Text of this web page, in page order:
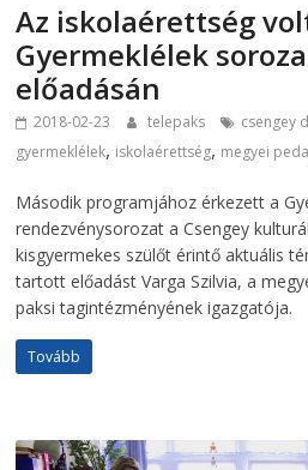
Az iskolaérettség
Gyermeklélek
előadásán
2018-02-23 telepaks csengey
gyermeklélek, iskolaérettség, megyei
Második programjához érkezett a
rendezvénysorozat a Csengey
kisgyermekes szülőt érintő aktuális
tartott előadást Varga Szilvia, a
paksi tagintézményének igazgatója.
Tovább